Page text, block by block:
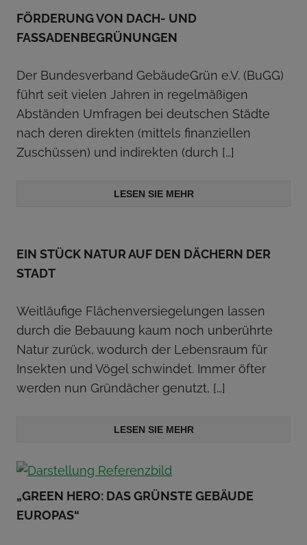
FÖRDERUNG VON DACH- UND
FASSADENBEGRÜNUNGEN
Der Bundesverband GebäudeGrün e.V. (BuGG)
führt seit vielen Jahren in regelmäßigen
Abständen Umfragen bei deutschen Städte
nach deren direkten (mittels finanziellen
Zuschüssen) und indirekten (durch […]
LESEN SIE MEHR
EIN STÜCK NATUR AUF DEN DÄCHERN DER
STADT
Weitläufige Flächenversiegelungen lassen
durch die Bebauung kaum noch unberührte
Natur zurück, wodurch der Lebensraum für
Insekten und Vögel schwindet. Immer öfter
werden nun Gründächer genutzt, […]
LESEN SIE MEHR
„GREEN HERO: DAS GRÜNSTE GEBÄUDE
EUROPAS“